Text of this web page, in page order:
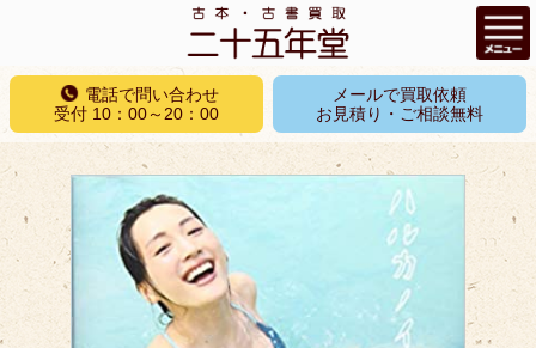
コ
テ
ン
ツ
へ
ス
キ
プ
電話で問い合わせ
受付 10：00～20：00
メールで買取依頼
お見積り・ご相談無料